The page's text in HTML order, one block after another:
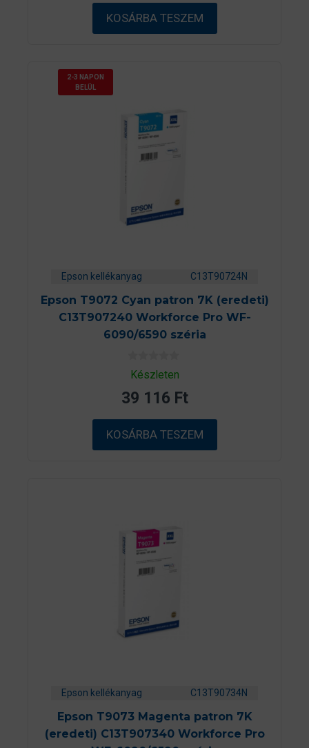
ő
l
KOSÁRBA TESZEM
2-3 NAPON
BELÜL
Epson kellékanyag C13T90724N
Epson T9072 Cyan patron 7K (eredeti)
C13T907240 Workforce Pro WF-
6090/6590 széria
0
a
5
b
ő
l
Készleten
39 116 Ft
KOSÁRBA TESZEM
Epson kellékanyag C13T90734N
Epson T9073 Magenta patron 7K
(eredeti) C13T907340 Workforce Pro